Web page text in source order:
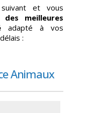
et vous
meilleures
adapté à vos
:
Animaux